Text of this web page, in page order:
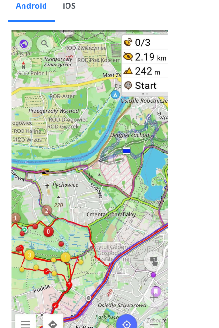
Android iOS